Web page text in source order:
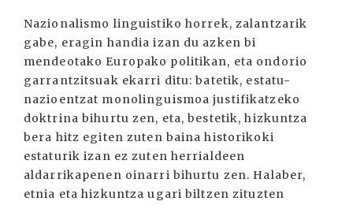
Nazionalismo linguistiko horrek, zalantzarik
gabe, eragin handia izan du azken bi
mendeotako Europako politikan, eta ondorio
garrantzitsuak ekarri ditu: batetik, estatu-
nazioentzat monolinguismoa justifikatzeko
doktrina bihurtu zen, eta, bestetik, hizkuntza
bera hitz egiten zuten baina historikoki
estaturik izan ez zuten herrialdeen
aldarrikapenen oinarri bihurtu zen. Halaber,
etnia eta hizkuntza ugari biltzen zituzten